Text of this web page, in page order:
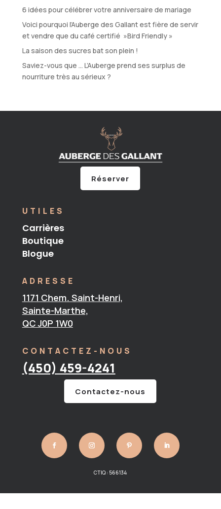
6 idées pour célébrer votre anniversaire de mariage
Voici pourquoi l’Auberge des Gallant est fière de servir
et vendre que du café certifié »Bird Friendly »
La saison des sucres bat son plein !
Saviez-vous que … L’Auberge prend ses surplus de
nourriture très au sérieux ?
Réserver
UTILES
Carrières
Boutique
Blogue
ADRESSE
1171 Chem. Saint-Henri,
Sainte-Marthe,
QC J0P 1W0
CONTACTEZ-NOUS
(450) 459-4241
Contactez-nous
CTIQ : 566134